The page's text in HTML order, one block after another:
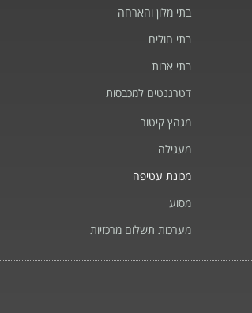
בתי מלון והארחה
בתי חולים
בתי אבות
דטרגנטים למכבסות
מגהץ קיטור
מעגילה
מכונת עטיפה
מסוע
מערכות תשלום מרכזיות